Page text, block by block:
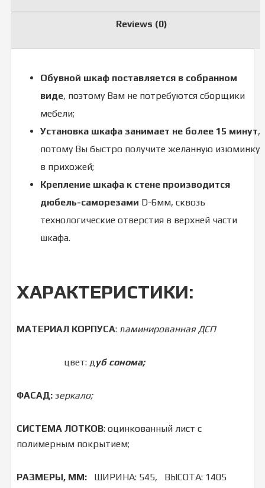
Reviews (0)
Обувной шкаф поставляется в собранном
виде, поэтому Вам не потребуются сборщики
мебели;
Установка шкафа занимает не более 15 минут,
потому Вы быстро получите желанную изюминку
в прихожей;
Крепление шкафа к стене производится
дюбель-саморезами D-6мм, сквозь
технологические отверстия в верхней части
шкафа.
ХАРАКТЕРИСТИКИ:
МАТЕРИАЛ КОРПУСА: ламинированная ДСП
цвет: дуб сонома;
ФАСАД: зеркало;
СИСТЕМА ЛОТКОВ: оцинкованный лист с
полимерным покрытием;
РАЗМЕРЫ, ММ: ШИРИНА: 545, ВЫСОТА: 1405